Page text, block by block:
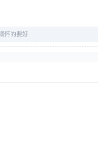
怀的要好